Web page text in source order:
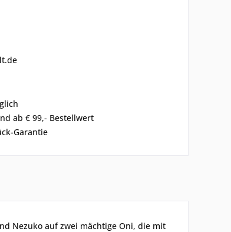
ab € 99,- Bestellwert
Garantie
Nezuko auf zwei mächtige Oni, die mit